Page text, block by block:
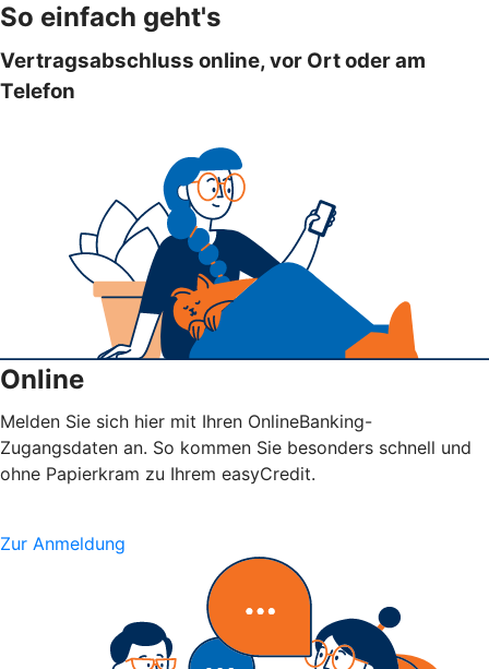
So einfach geht's
Vertragsabschluss online, vor Ort oder am
Telefon
Online
Melden Sie sich hier mit Ihren OnlineBanking-
Zugangsdaten an. So kommen Sie besonders schnell und
ohne Papierkram zu Ihrem easyCredit.
Zur Anmeldung